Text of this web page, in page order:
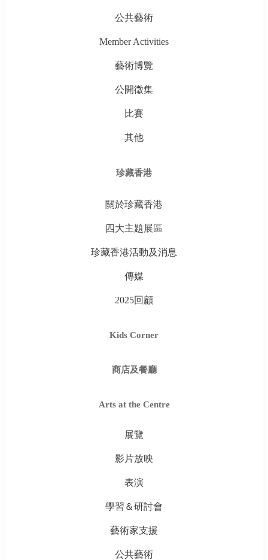
公共藝術
Member Activities
藝術博覽
公開徵集
比賽
其他
珍藏香港
關於珍藏香港
四大主題展區
珍藏香港活動及消息
傳媒
2025回顧
Kids Corner
商店及餐廳
Arts at the Centre
展覽
影片放映
表演
學習＆研討會
藝術家支援
公共藝術